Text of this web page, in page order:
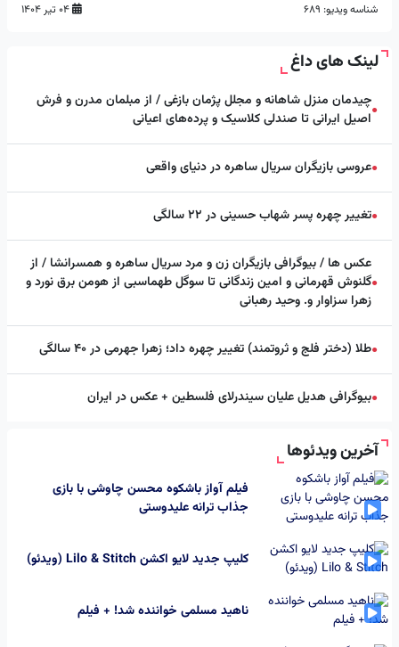
شناسه ویدیو:
لینک های داغ
●چیدمان منزل شاهانه و مجلل پژمان بازغی / از مبلمان مدرن و فرش
اصیل ایرانی تا صندلی کلاسیک و پرده‌های اعیانی
●عروسی بازیگران سریال ساهره در دنیای واقعی
●تغییر چهره پسر شهاب حسینی در ۲۲ سالگی
●
عکس ها / بیوگرافی بازیگران زن و مرد سریال ساهره و همسرانشا / از
گلنوش قهرمانی و امین زندگانی تا سوگل طهماسبی از هومن برق نورد و
زهرا سزاوار و. وحید رهبانی
●طلا (دختر فلج و ثروتمند) تغییر چهره داد؛ زهرا جهرمی در ۴۰ سالگی
●بیوگرافی هدیل علیان سیندرلای فلسطین + عکس در ایران
آخرین ویدئوها
فیلم آواز باشکوه محسن چاوشی با بازی
جذاب ترانه علیدوستی
کلیپ جدید لایو اکشن Lilo & Stitch (ویدئو)
ناهید مسلمی خواننده شد! + فیلم